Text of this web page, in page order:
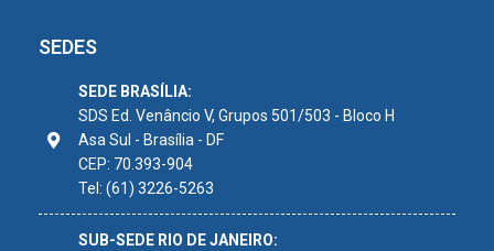
SEDES
SEDE BRASÍLIA:
SDS Ed. Venâncio V, Grupos 501/503 - Bloco H
Asa Sul - Brasília - DF
CEP: 70.393-904
Tel: (61) 3226-5263
SUB-SEDE RIO DE JANEIRO: